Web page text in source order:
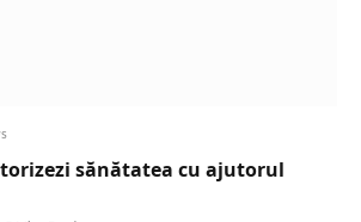
sănătatea cu ajutorul